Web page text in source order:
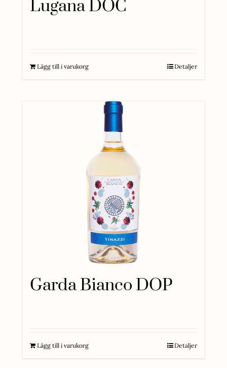
Lugana DOC
Lägg till i varukorg Detaljer
Garda Bianco DOP
Lägg till i varukorg Detaljer